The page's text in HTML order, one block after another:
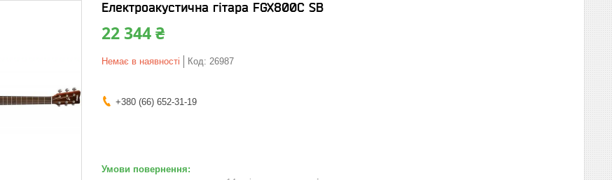
Електроакустична гітара FGX800C SB
22 344 ₴
Немає в наявності Код: 26987
+380 (66) 652-31-19